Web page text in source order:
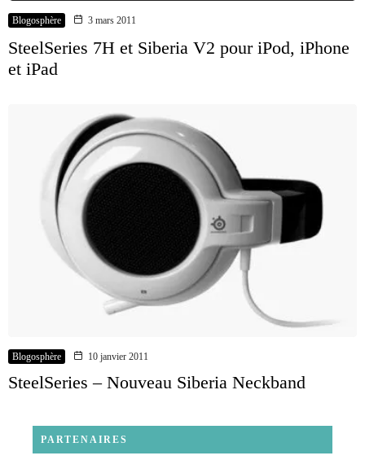
Blogosphère 3 mars 2011
SteelSeries 7H et Siberia V2 pour iPod, iPhone
et iPad
Blogosphère 10 janvier 2011
SteelSeries – Nouveau Siberia Neckband
PARTENAIRES